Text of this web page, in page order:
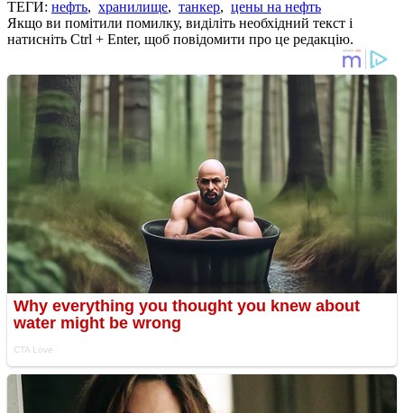
ТЕГИ: нефть, хранилище, танкер, цены на нефть
Якщо ви помітили помилку, виділіть необхідний текст і
натисніть Ctrl + Enter, щоб повідомити про це редакцію.